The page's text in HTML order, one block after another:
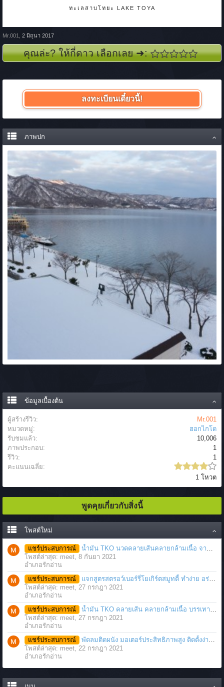
ทะเลสาบโทยะ LAKE TOYA
Mr.001 2 มิถุนา 2017
คุณล่ะ? ให้กี่ดาว เลือกเลย ➜:
ลงทะเบียนเดี๋ยวนี้!
ภาพปก
ข้อมูลเบื้องต้น
ผู้สร้างรีวิว:
Mr.001
หมวดหมู่:
ฮอกไกโด
รับชมแล้ว:
10,006
ภาพประกอบ:
1
รีวิว:
1
คะแนนเฉลี่ย:
1 โหวต
พูดคุยเกี่ยวกับสิ่งนี้
โพสต์ใหม่
แชร์ประสบการณ์
น้ำมัน TKO นวดคลายเส้นคลายกล้ามเนื้อ จากภาวะตึงหรือเคล็ด บาดเจ็บ ได้อย่างฉับพลัน
โพสต์ล่าสุด: meet, 8 กันยา 2021
อำเภอรักอ่าน
แชร์ประสบการณ์
แจกสูตรสตรอว์เบอร์รี่โยเกิร์ตสมูทตี้ ทำง่าย อร่อย แค่มีเครื่องปั่นน้ำผลไม้
โพสต์ล่าสุด: meet, 27 กรกฎา 2021
อำเภอรักอ่าน
แชร์ประสบการณ์
น้ำมัน TKO คลายเส้น คลายกล้ามเนื้อ บรรเทาอาการบาดเจ็บโดยฉับพลัน
โพสต์ล่าสุด: meet, 27 กรกฎา 2021
อำเภอรักอ่าน
แชร์ประสบการณ์
พัดลมติดผนัง มอเตอร์ประสิทธิภาพสูง ติดตั้งง่าย ประหยัดพื้นที่
โพสต์ล่าสุด: meet, 22 กรกฎา 2021
อำเภอรักอ่าน